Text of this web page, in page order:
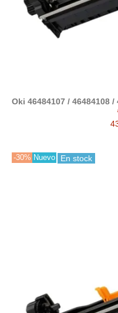
Oki 46484107 / 46484108
(C542, C532, MC573,
-30% Nuevo En stock